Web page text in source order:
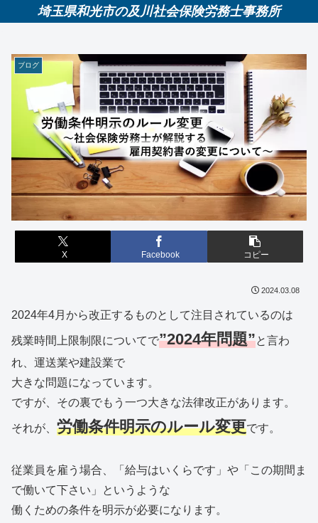
埼玉県和光市の及川社会保険労務士事務所
ブログ
X Facebook コピー
2024.03.08
2024年4月から改正するものとして注目されているのは
残業時間上限制限についてで”2024年問題”と言わ
れ、運送業や建設業で
大きな問題になっています。
ですが、その裏でもう一つ大きな法律改正があります。
それが、 労働条件明示のルール変更です。
従業員を雇う場合、「給与はいくらです」や「この期間ま
で働いて下さい」というような
働くための条件を明示が必要になります。